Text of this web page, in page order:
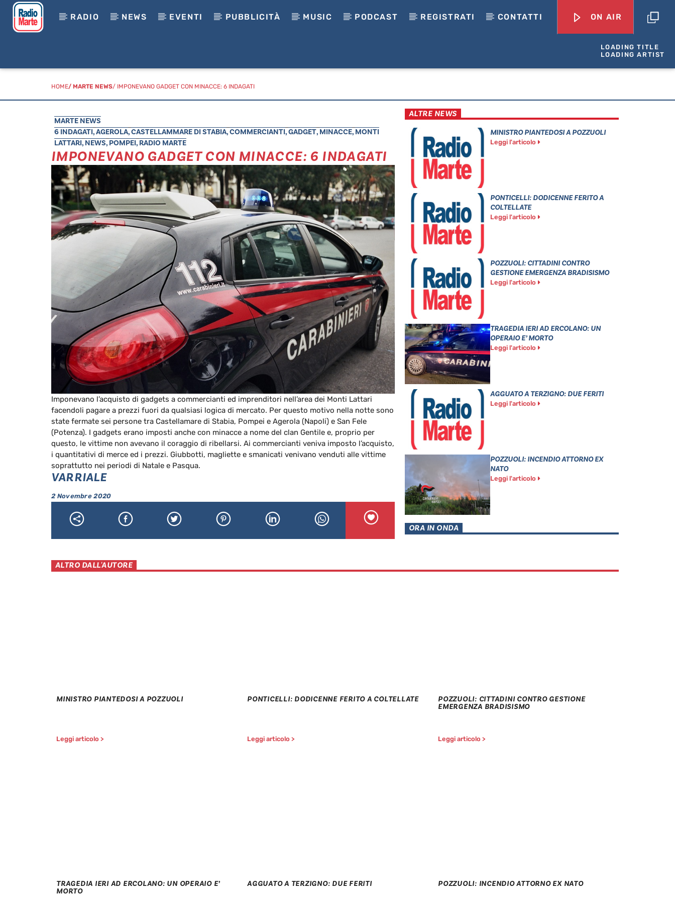
RADIO NEWS EVENTI PUBBLICITÀ MUSIC PODCAST REGISTRATI CONTATTI ON AIR
LOADING TITLE
LOADING ARTIST
HOME/ MARTE NEWS/ IMPONEVANO GADGET CON MINACCE: 6 INDAGATI
MARTE NEWS
6 INDAGATI,AGEROLA,CASTELLAMMARE DI STABIA,COMMERCIANTI,GADGET, MINACCE, MONTI
LATTARI, NEWS, POMPEI, RADIO MARTE
IMPONEVANO GADGET CON MINACCE: 6 INDAGATI
Imponevano l’acquisto di gadgets a commercianti ed imprenditori nell’area dei Monti Lattari
facendoli pagare a prezzi fuori da qualsiasi logica di mercato. Per questo motivo nella notte sono
state fermate sei persone tra Castellamare di Stabia, Pompei e Agerola (Napoli) e San Fele
(Potenza). I gadgets erano imposti anche con minacce a nome del clan Gentile e, proprio per
questo, le vittime non avevano il coraggio di ribellarsi. Ai commercianti veniva imposto l’acquisto,
i quantitativi di merce ed i prezzi. Giubbotti, magliette e smanicati venivano venduti alle vittime
soprattutto nei periodi di Natale e Pasqua.
VARRIALE
2 Novembre 2020
ALTRE NEWS
MINISTRO PIANTEDOSI A POZZUOLI
Leggi l'articolo
PONTICELLI: DODICENNE FERITO A
COLTELLATE
Leggi l'articolo
POZZUOLI: CITTADINI CONTRO
GESTIONE EMERGENZA BRADISISMO
Leggi l'articolo
TRAGEDIA IERI AD ERCOLANO: UN
OPERAIO E’ MORTO
Leggi l'articolo
AGGUATO A TERZIGNO: DUE FERITI
Leggi l'articolo
POZZUOLI: INCENDIO ATTORNO EX
NATO
Leggi l'articolo
ORA IN ONDA
ALTRO DALL'AUTORE
MINISTRO PIANTEDOSI A POZZUOLI
Leggi articolo >
PONTICELLI: DODICENNE FERITO A COLTELLATE
Leggi articolo >
POZZUOLI: CITTADINI CONTRO GESTIONE
EMERGENZA BRADISISMO
Leggi articolo >
TRAGEDIA IERI AD ERCOLANO: UN OPERAIO E’
MORTO
AGGUATO A TERZIGNO: DUE FERITI POZZUOLI: INCENDIO ATTORNO EX NATO